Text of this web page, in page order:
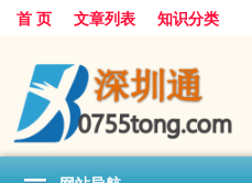
首 页 文章列表 知识分类